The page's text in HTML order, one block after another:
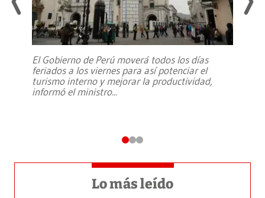
El Gobierno de Perú moverá todos los días
feriados a los viernes para así potenciar el
turismo interno y mejorar la productividad,
informó el ministro...
Lo más leído